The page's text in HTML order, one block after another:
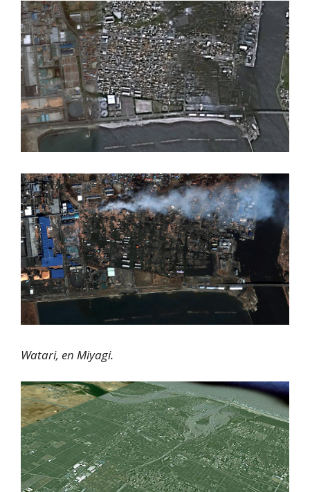
Watari, en Miyagi.